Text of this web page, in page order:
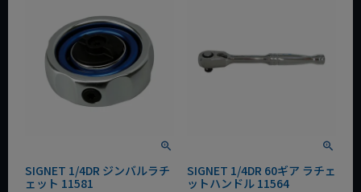
SIGNET 1/4DR ジンバルラチ
ェット 11581
SIGNET 1/4DR 60ギア ラチェ
ットハンドル 11564